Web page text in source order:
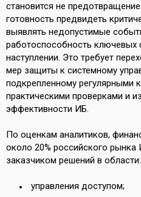
становится не
готовность предвидеть
выявлять недопустимые
работоспособность ключевых
наступлении. Это требует
мер защиты к системному
подкрепленному регулярными
практическими проверками и
эффективности ИБ.
По оценкам аналитиков,
около 20% российского
заказчиком решений в области:
управления доступом;